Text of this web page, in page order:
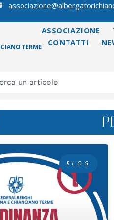
ASSOCIAZIONE
CONTATTI
BLOG